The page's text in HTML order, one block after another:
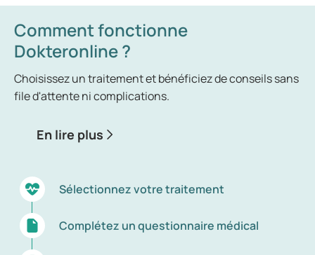
Comment fonctionne
Dokteronline ?
Choisissez un traitement et bénéficiez de conseils sans
file d'attente ni complications.
En lire plus
Sélectionnez votre traitement
Complétez un questionnaire médical